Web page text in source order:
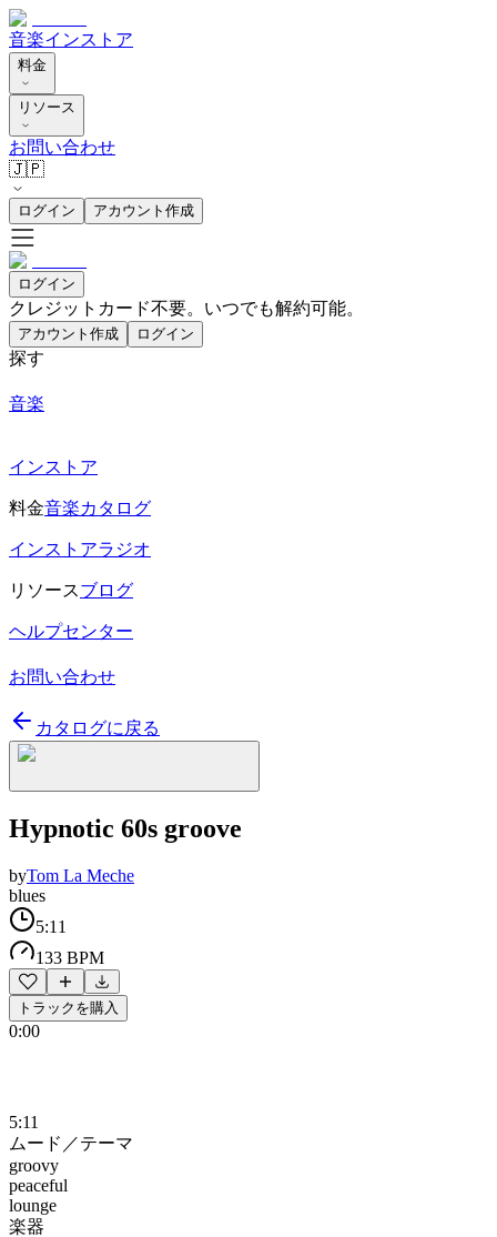
音楽インストア
料金
リソース
お問い合わせ
🇯🇵
ログイン アカウント作成
ログイン
クレジットカード不要。いつでも解約可能。
アカウント作成 ログイン
探す
音楽
インストア
料金音楽カタログ
インストアラジオ
リソースブログ
ヘルプセンター
お問い合わせ
カタログに戻る
Hypnotic 60s groove
byTom La Meche
blues
5:11
133 BPM
トラックを購入
0:00
5:11
ムード／テーマ
groovy
peaceful
lounge
楽器